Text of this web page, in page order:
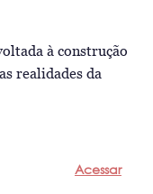
à construção
realidades da
Acessar